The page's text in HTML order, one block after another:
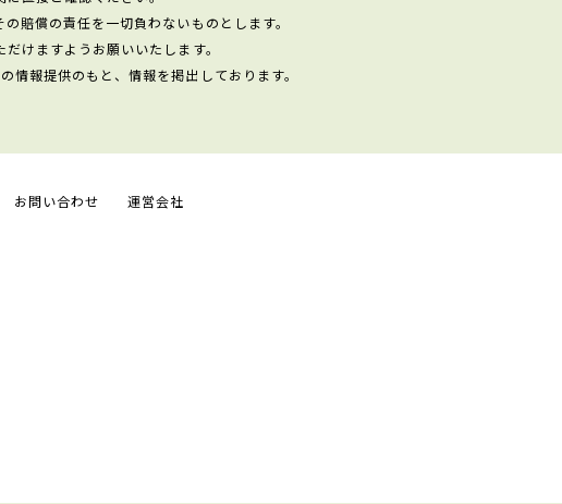
賠償の責任を一切負わないものとします。
けますようお願いいたします。
報提供のもと、情報を掲出しております。
お問い合わせ 運営会社